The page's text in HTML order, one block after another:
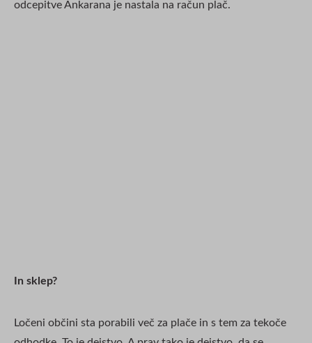
odcepitve Ankarana je nastala na račun plač.
In sklep?
Ločeni občini sta porabili več za plače in s tem za tekoče